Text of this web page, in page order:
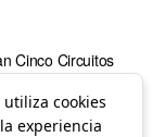
Cinco Circuitos
cookies
experiencia